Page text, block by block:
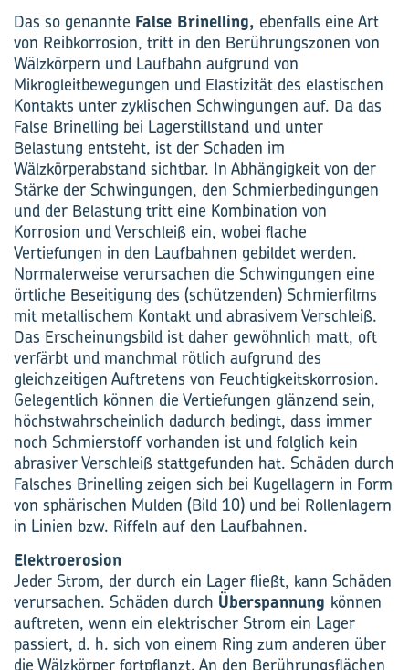
Das so genannte False Brinelling, ebenfalls eine Art
von Reibkorrosion, tritt in den Berührungszonen von
Wälzkörpern und Laufbahn aufgrund von
Mikrogleitbewegungen und Elastizität des elastischen
Kontakts unter zyklischen Schwingungen auf. Da das
False Brinelling bei Lagerstillstand und unter
Belastung entsteht, ist der Schaden im
Wälzkörperabstand sichtbar. In Abhängigkeit von der
Stärke der Schwingungen, den Schmierbedingungen
und der Belastung tritt eine Kombination von
Korrosion und Verschleiß ein, wobei flache
Vertiefungen in den Laufbahnen gebildet werden.
Normalerweise verursachen die Schwingungen eine
örtliche Beseitigung des (schützenden) Schmierfilms
mit metallischem Kontakt und abrasivem Verschleiß.
Das Erscheinungsbild ist daher gewöhnlich matt, oft
verfärbt und manchmal rötlich aufgrund des
gleichzeitigen Auftretens von Feuchtigkeitskorrosion.
Gelegentlich können die Vertiefungen glänzend sein,
höchstwahrscheinlich dadurch bedingt, dass immer
noch Schmierstoff vorhanden ist und folglich kein
abrasiver Verschleiß stattgefunden hat. Schäden durch
Falsches Brinelling zeigen sich bei Kugellagern in Form
von sphärischen Mulden (Bild 10) und bei Rollenlagern
in Linien bzw. Riffeln auf den Laufbahnen.
Elektroerosion
Jeder Strom, der durch ein Lager fließt, kann Schäden
verursachen. Schäden durch Überspannung können
auftreten, wenn ein elektrischer Strom ein Lager
passiert, d. h. sich von einem Ring zum anderen über
die Wälzkörper fortpflanzt. An den Berührungsflächen